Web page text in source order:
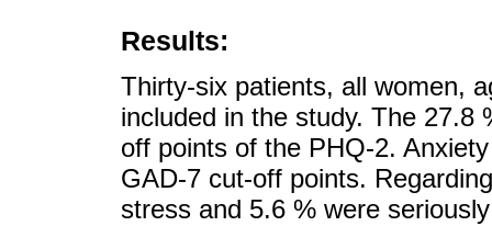
Results:
Thirty-six patients, all women,
included in the study. The 27.8
off points of the PHQ-2.
GAD-7 cut-off points.
stress and 5.6 % were